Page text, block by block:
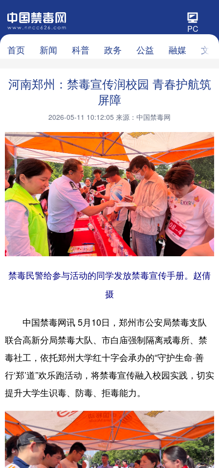
PC
首页 新闻 科普 政务 公益 融媒 文化
河南郑州：禁毒宣传润校园 青春护航筑
屏障
2026-05-11 10:12:05 来源：中国禁毒网
禁毒民警给参与活动的同学发放禁毒宣传手册。赵倩
摄
中国禁毒网讯 5月10日，郑州市公安局禁毒支队
联合高新分局禁毒大队、市白庙强制隔离戒毒所、禁
毒社工，依托郑州大学红十字会承办的“守护生命·善
行‘郑’道”欢乐跑活动，将禁毒宣传融入校园实践，切实
提升大学生识毒、防毒、拒毒能力。